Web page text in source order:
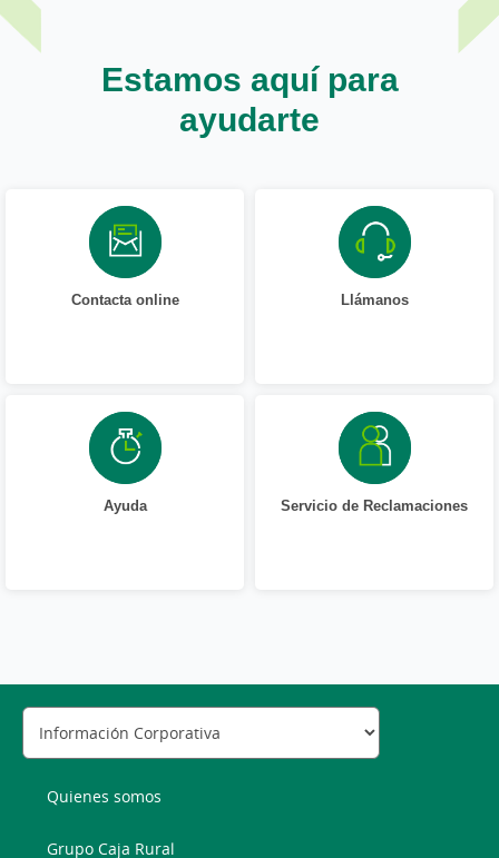
Estamos aquí para
ayudarte
Contacta online Llámanos
Ayuda Servicio de Reclamaciones
Quienes somos
Grupo Caja Rural